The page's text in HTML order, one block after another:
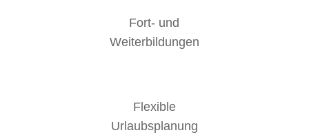
Fort- und
Weiterbildungen
Flexible
Urlaubsplanung